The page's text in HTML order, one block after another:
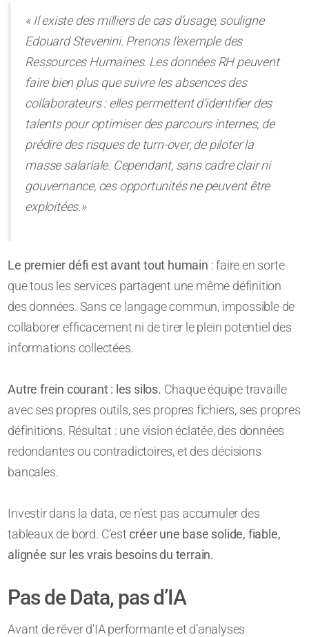
« Il existe des milliers de cas d’usage, souligne
Edouard Stevenini. Prenons l’exemple des
Ressources Humaines. Les données RH peuvent
faire bien plus que suivre les absences des
collaborateurs : elles permettent d’identifier des
talents pour optimiser des parcours internes, de
prédire des risques de turn-over, de piloter la
masse salariale. Cependant, sans cadre clair ni
gouvernance, ces opportunités ne peuvent être
exploitées.»
Le premier défi est avant tout humain : faire en sorte
que tous les services partagent une même définition
des données. Sans ce langage commun, impossible de
collaborer efficacement ni de tirer le plein potentiel des
informations collectées.
Autre frein courant : les silos. Chaque équipe travaille
avec ses propres outils, ses propres fichiers, ses propres
définitions. Résultat : une vision éclatée, des données
redondantes ou contradictoires, et des décisions
bancales.
Investir dans la data, ce n’est pas accumuler des
tableaux de bord. C’estcréer une base solide, fiable,
alignée sur les vrais besoins du terrain.
Pas de Data, pas d’IA
Avant de rêver d’IA performante et d’analyses